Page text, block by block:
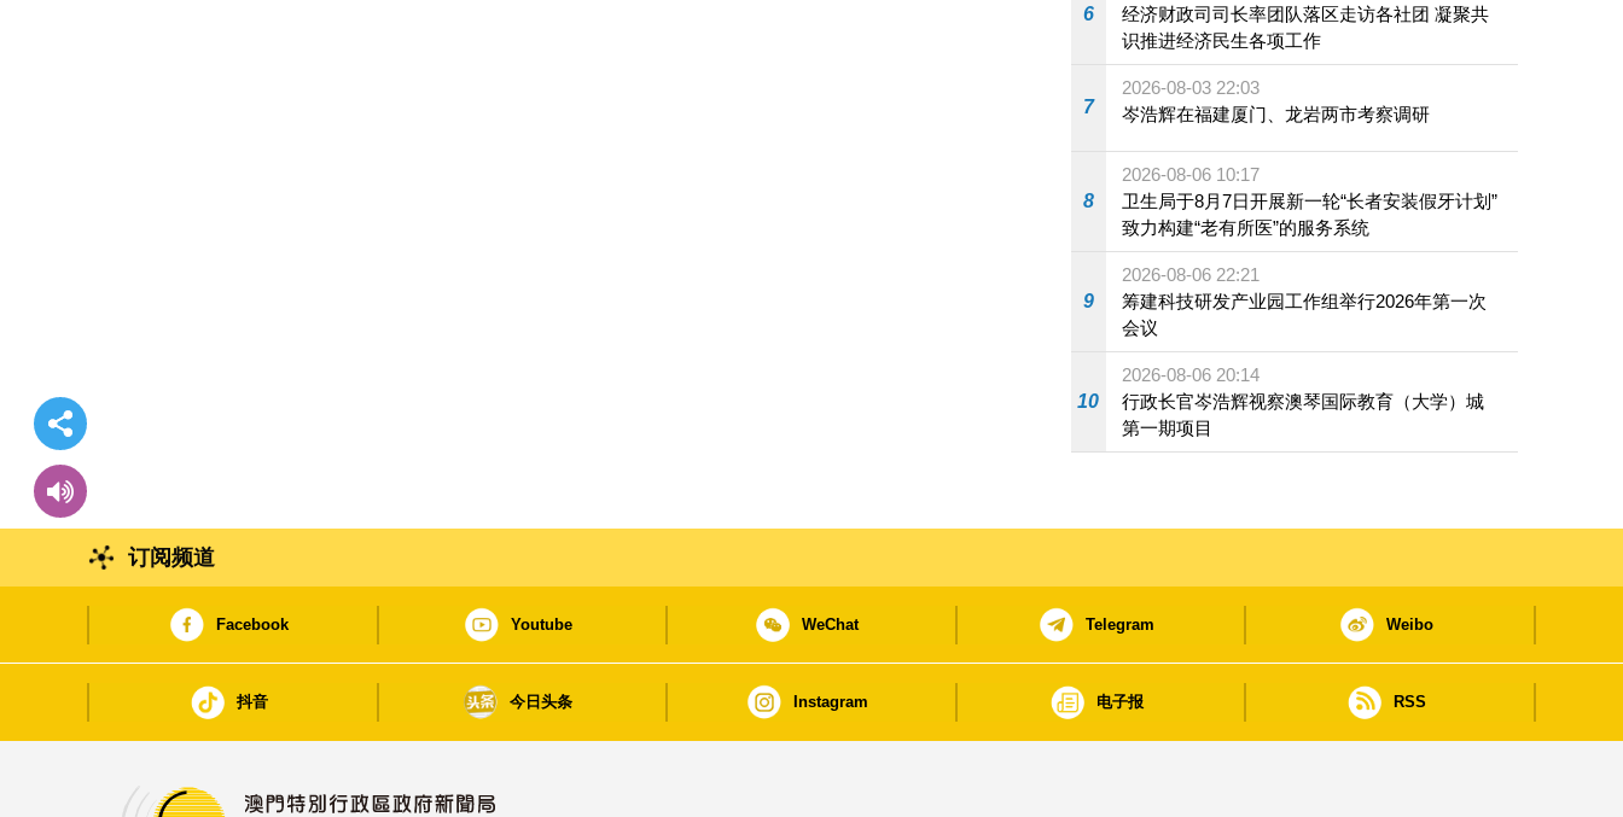
6
经济财政司司长率团队落区走访各社团 凝聚共
识推进经济民生各项工作
7
2026-08-03 22:03
岑浩辉在福建厦门、龙岩两市考察调研
8
2026-08-06 10:17
卫生局于8月7日开展新一轮“长者安装假牙计划”
致力构建“老有所医”的服务系统
9
2026-08-06 22:21
筹建科技研发产业园工作组举行2026年第一次
会议
10
2026-08-06 20:14
行政长官岑浩辉视察澳琴国际教育（大学）城
第一期项目
订阅频道
Facebook Youtube WeChat Telegram Weibo
抖音 今日头条 Instagram 电子报 RSS